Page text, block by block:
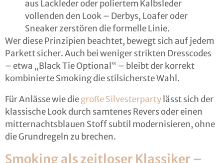
aus Lackleder oder poliertem Kalbsleder
vollenden den Look – Derbys, Loafer oder
Sneaker zerstören die formelle Linie.
Wer diese Prinzipien beachtet, bewegt sich auf jedem
Parkett sicher. Auch bei weniger strikten Dresscodes
– etwa „Black Tie Optional“ – bleibt der korrekt
kombinierte Smoking die stilsicherste Wahl.
Für Anlässe wie diegroße Silvesterparty lässt sich der
klassische Look durch samtenes Revers oder einen
mitternachtsblauen Stoff subtil modernisieren, ohne
die Grundregeln zu brechen.
Smoking als zeitloser Klassiker –